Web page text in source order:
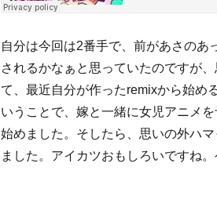
自分は今回は2番手で、前があさのあ
されるかなぁと思っていたのですが
て、最近自分が作ったremixから始め
いうことで、嫁と一緒に女児アニメ
始めました。そしたら、思いの外ハ
ました。アイカツおもしろいですね